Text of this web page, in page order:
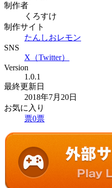
制作者
くろすけ
制作サイト
たんしおレモン
SNS
X（Twitter）
Version
1.0.1
最終更新日
2018年7月20日
お気に入り
票0票